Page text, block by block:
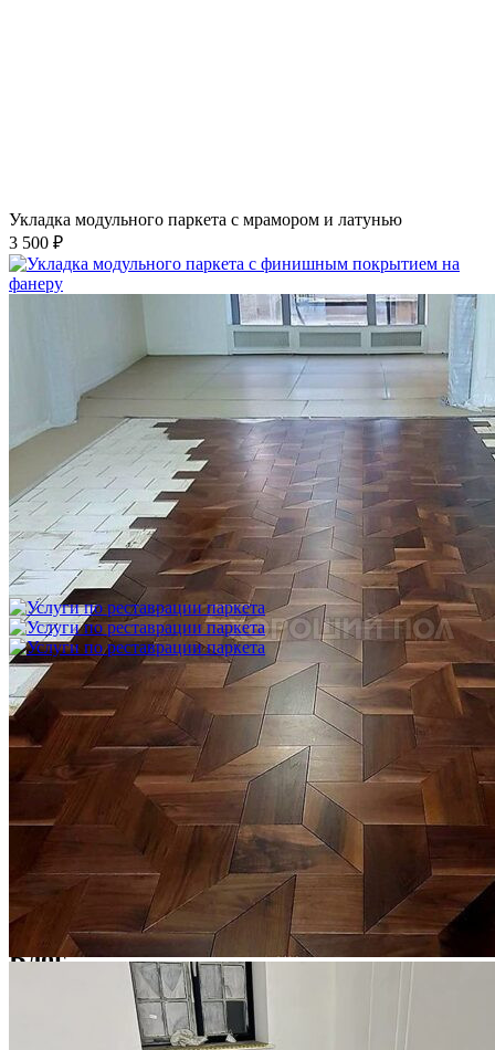
Укладка модульного паркета с мрамором и латунью
3 500 ₽
Укладка модульного паркета с финишным покрытием на
фанеру
3 600 ₽
Услуги по реставрации паркета
1 500 ₽
Блог
Интересные статьи о паркете Coswick